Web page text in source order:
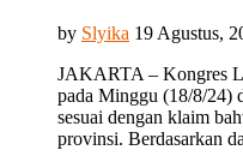
by Slyika 19 Agustus,
JAKARTA – Kongres
pada Minggu (18/8/24)
sesuai dengan klaim
provinsi. Berdasarkan